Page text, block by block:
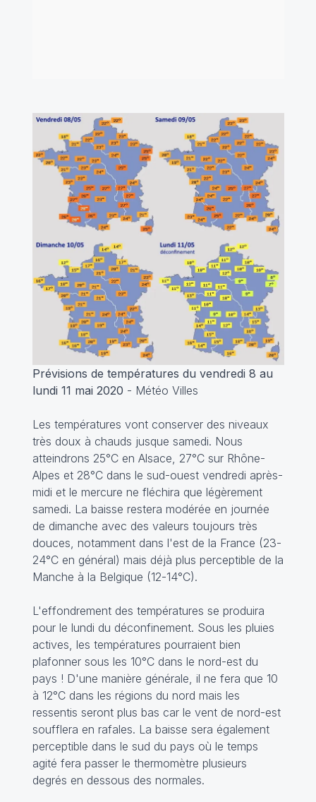
Prévisions de températures du vendredi 8 au
lundi 11 mai 2020 - Météo Villes
Les températures vont conserver des niveaux
très doux à chauds jusque samedi. Nous
atteindrons 25°C en Alsace, 27°C sur Rhône-
Alpes et 28°C dans le sud-ouest vendredi après-
midi et le mercure ne fléchira que légèrement
samedi. La baisse restera modérée en journée
de dimanche avec des valeurs toujours très
douces, notamment dans l'est de la France (23-
24°C en général) mais déjà plus perceptible de la
Manche à la Belgique (12-14°C).
L'effondrement des températures se produira
pour le lundi du déconfinement. Sous les pluies
actives, les températures pourraient bien
plafonner sous les 10°C dans le nord-est du
pays ! D'une manière générale, il ne fera que 10
à 12°C dans les régions du nord mais les
ressentis seront plus bas car le vent de nord-est
soufflera en rafales. La baisse sera également
perceptible dans le sud du pays où le temps
agité fera passer le thermomètre plusieurs
degrés en dessous des normales.